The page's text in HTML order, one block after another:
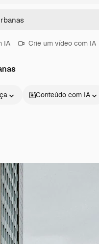
IA Crie um vídeo com IA
Conteúdo com IA
criativa para você direcionar
trabalho. Mais de 1 milhão de